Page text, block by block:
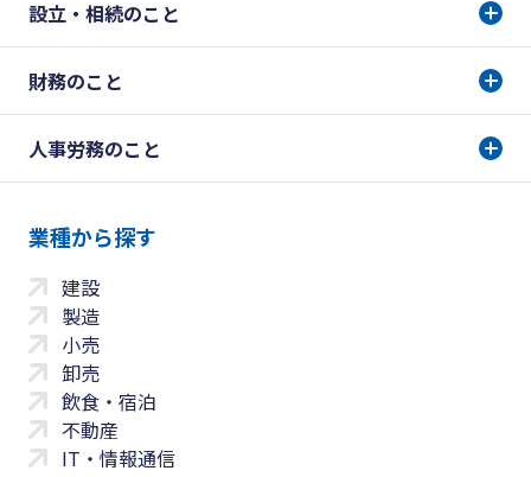
設立・相続のこと
財務のこと
人事労務のこと
業種から探す
建設
製造
小売
卸売
飲食・宿泊
不動産
IT・情報通信